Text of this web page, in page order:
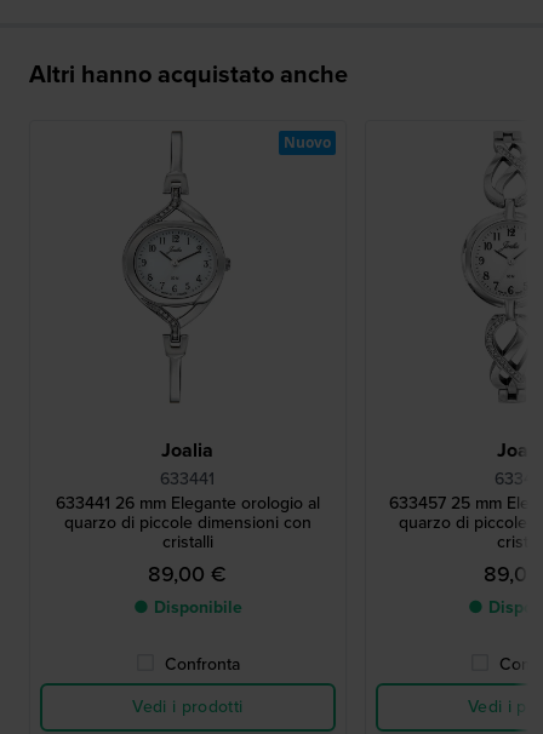
Altri hanno acquistato anche
Joalia
633441
633441 26 mm Elegante orologio al
quarzo di piccole dimensioni con
cristalli
89,00 €
● Disponibile
Confronta
Vedi i prodotti
Nuovo
633457 25 mm
quarzo di piccole
●
Vedi i